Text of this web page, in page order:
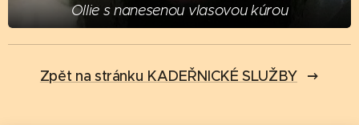
Ollie s nanesenou vlasovou kúrou
Zpět na stránku KADEŘNICKÉ SLUŽBY